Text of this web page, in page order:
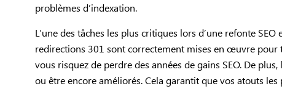
problèmes d’indexation.
L’une des tâches les plus critiques lors d’une refonte
redirections 301 sont correctement mises en œuvre pour
vous risquez de perdre des années de gains SEO. De
ou être encore améliorés. Cela garantit que vos atouts